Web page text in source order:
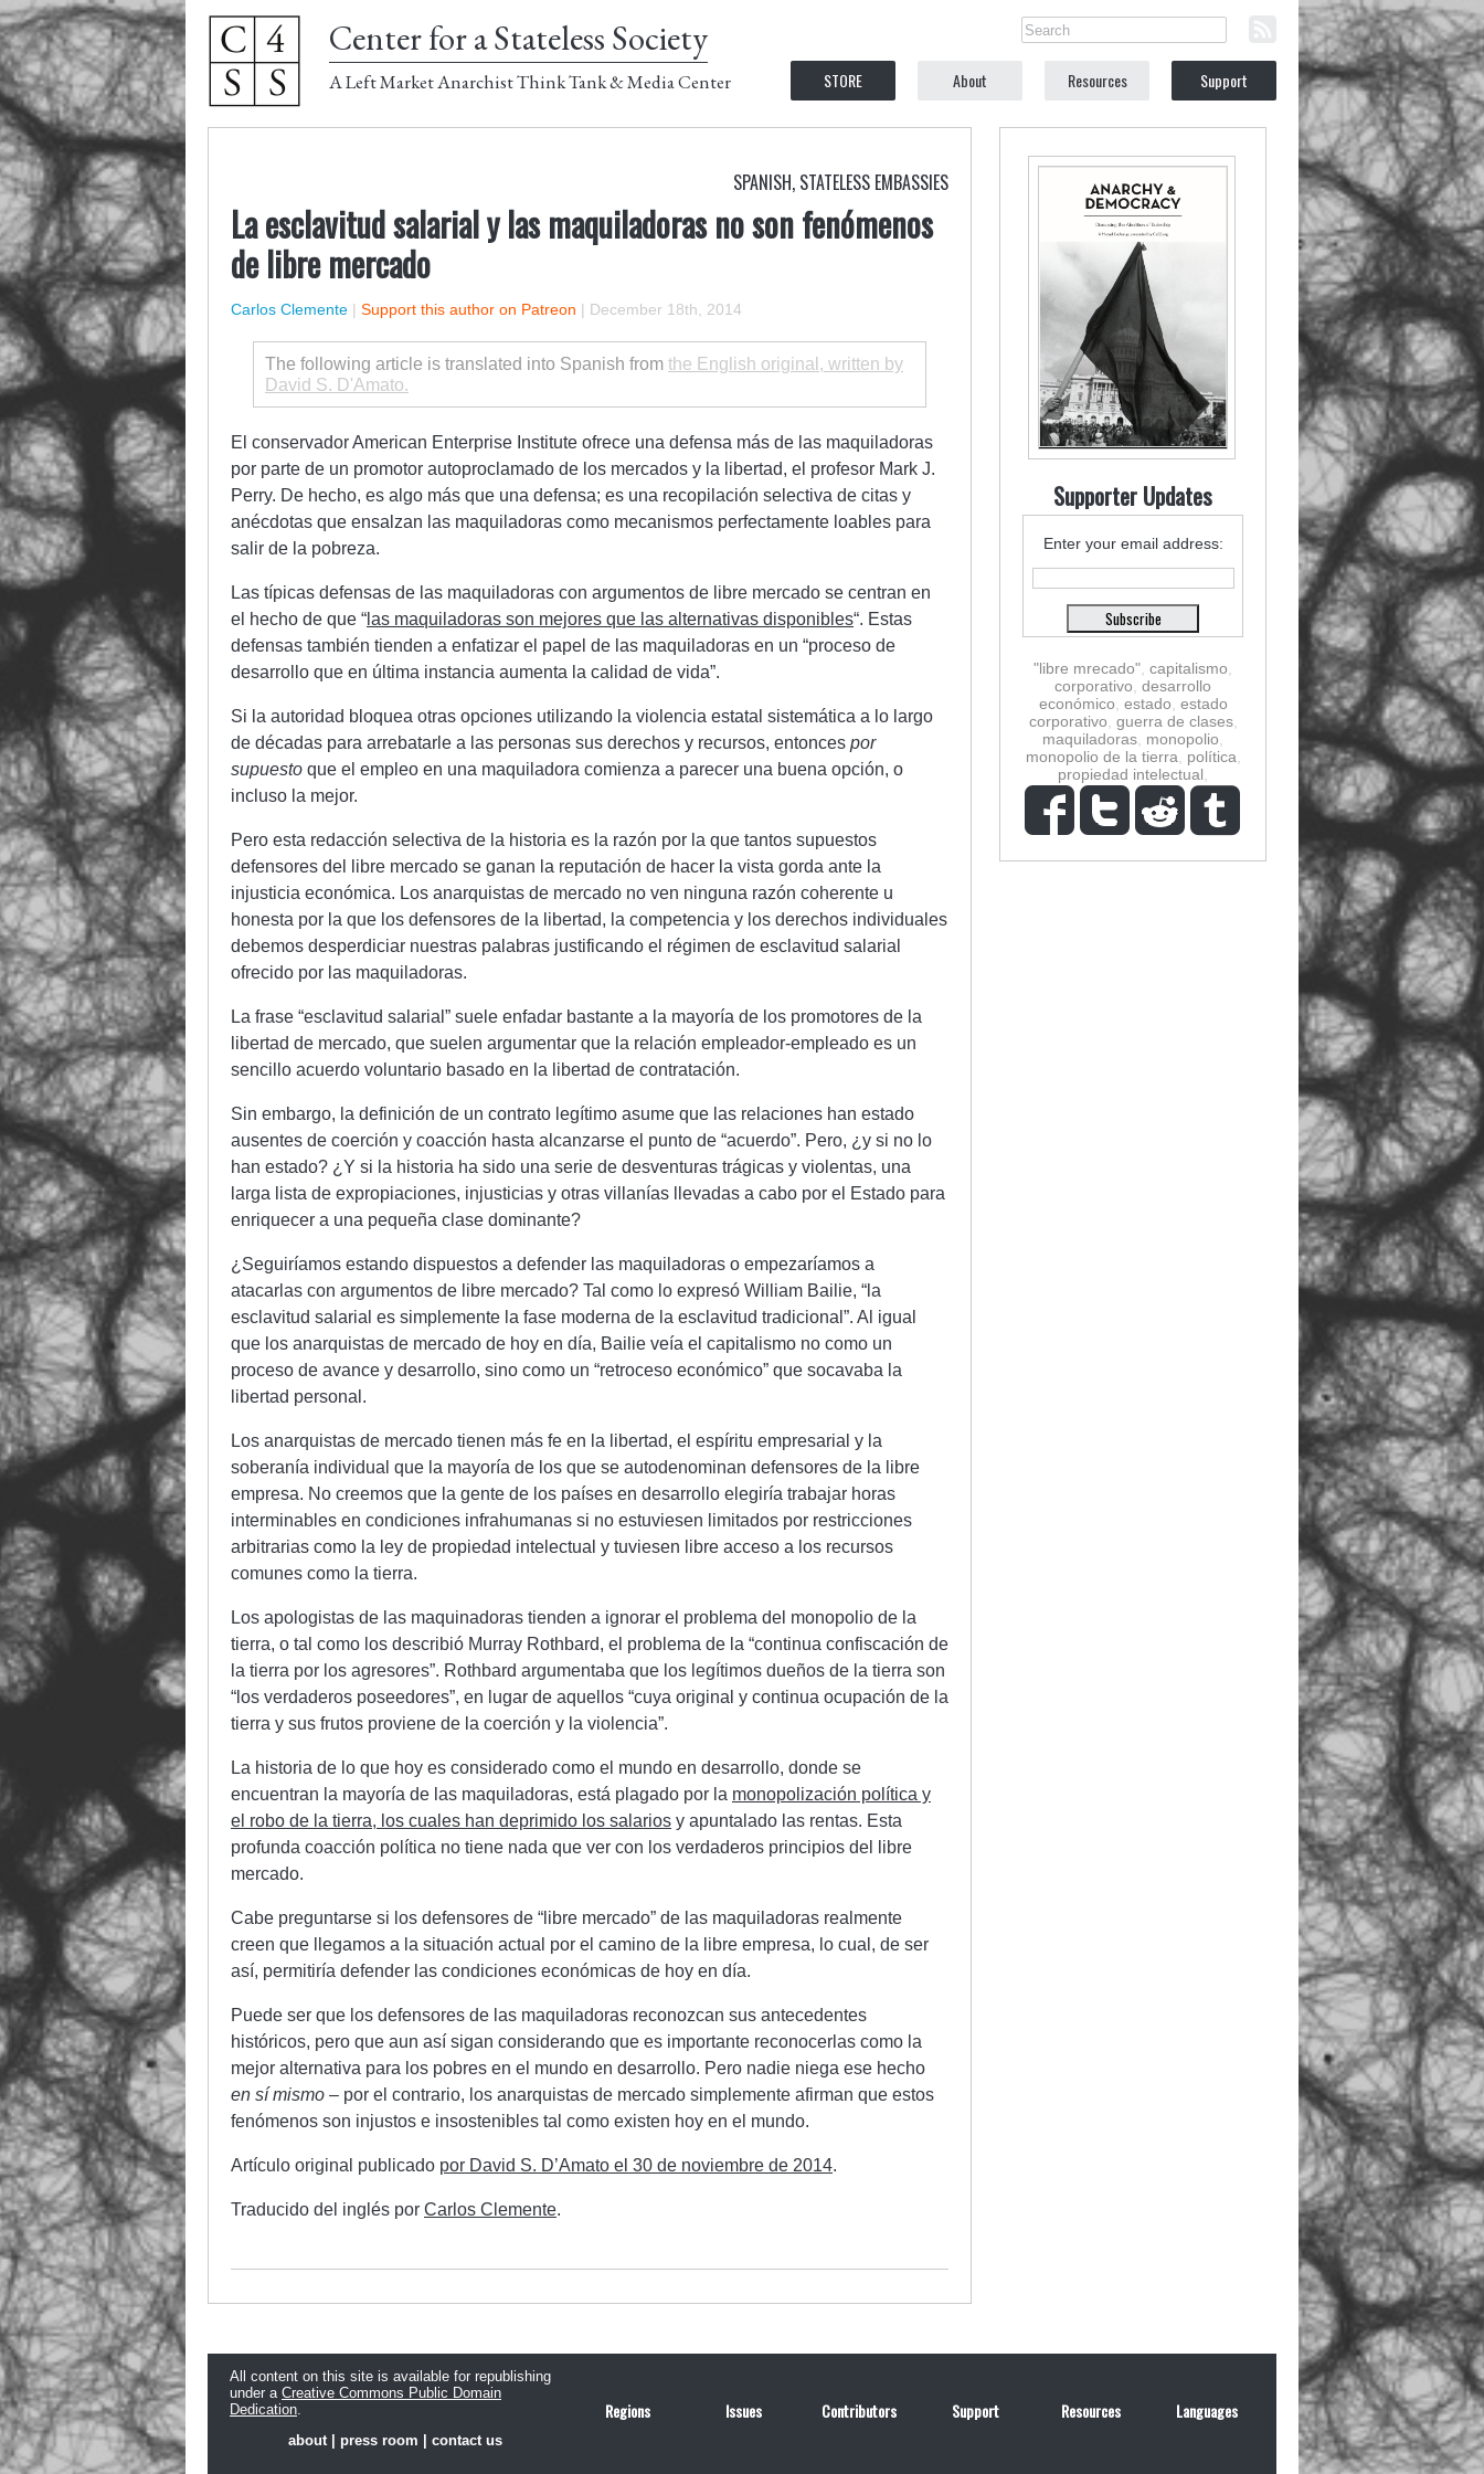
Center for a Stateless Society
A Left Market Anarchist Think Tank & Media Center STORE About Resources Support
SPANISH, STATELESS EMBASSIES
La esclavitud salarial y las maquiladoras no son fenómenos
de libre mercado
Carlos Clemente | Support this author on Patreon | December 18th, 2014
The following article is translated into Spanish from the English original, written by
David S. D'Amato.
El conservador American Enterprise Institute ofrece una defensa más de las maquiladoras
por parte de un promotor autoproclamado de los mercados y la libertad, el profesor Mark J.
Perry. De hecho, es algo más que una defensa; es una recopilación selectiva de citas y
anécdotas que ensalzan las maquiladoras como mecanismos perfectamente loables para
salir de la pobreza.
Las típicas defensas de las maquiladoras con argumentos de libre mercado se centran en
el hecho de que “ las maquiladoras son mejores que las alternativas disponibles“. Estas
defensas también tienden a enfatizar el papel de las maquiladoras en un “proceso de
desarrollo que en última instancia aumenta la calidad de vida”.
Si la autoridad bloquea otras opciones utilizando la violencia estatal sistemática a lo largo
de décadas para arrebatarle a las personas sus derechos y recursos, entonces por
supuesto que el empleo en una maquiladora comienza a parecer una buena opción, o
incluso la mejor.
Pero esta redacción selectiva de la historia es la razón por la que tantos supuestos
defensores del libre mercado se ganan la reputación de hacer la vista gorda ante la
injusticia económica. Los anarquistas de mercado no ven ninguna razón coherente u
honesta por la que los defensores de la libertad, la competencia y los derechos individuales
debemos desperdiciar nuestras palabras justificando el régimen de esclavitud salarial
ofrecido por las maquiladoras.
La frase “esclavitud salarial” suele enfadar bastante a la mayoría de los promotores de la
libertad de mercado, que suelen argumentar que la relación empleador-empleado es un
sencillo acuerdo voluntario basado en la libertad de contratación.
Sin embargo, la definición de un contrato legítimo asume que las relaciones han estado
ausentes de coerción y coacción hasta alcanzarse el punto de “acuerdo”. Pero, ¿y si no lo
han estado? ¿Y si la historia ha sido una serie de desventuras trágicas y violentas, una
larga lista de expropiaciones, injusticias y otras villanías llevadas a cabo por el Estado para
enriquecer a una pequeña clase dominante?
¿Seguiríamos estando dispuestos a defender las maquiladoras o empezaríamos a
atacarlas con argumentos de libre mercado? Tal como lo expresó William Bailie, “la
esclavitud salarial es simplemente la fase moderna de la esclavitud tradicional”. Al igual
que los anarquistas de mercado de hoy en día, Bailie veía el capitalismo no como un
proceso de avance y desarrollo, sino como un “retroceso económico” que socavaba la
libertad personal.
Los anarquistas de mercado tienen más fe en la libertad, el espíritu empresarial y la
soberanía individual que la mayoría de los que se autodenominan defensores de la libre
empresa. No creemos que la gente de los países en desarrollo elegiría trabajar horas
interminables en condiciones infrahumanas si no estuviesen limitados por restricciones
arbitrarias como la ley de propiedad intelectual y tuviesen libre acceso a los recursos
comunes como la tierra.
Los apologistas de las maquinadoras tienden a ignorar el problema del monopolio de la
tierra, o tal como los describió Murray Rothbard, el problema de la “continua confiscación de
la tierra por los agresores”. Rothbard argumentaba que los legítimos dueños de la tierra son
“los verdaderos poseedores”, en lugar de aquellos “cuya original y continua ocupación de la
tierra y sus frutos proviene de la coerción y la violencia”.
La historia de lo que hoy es considerado como el mundo en desarrollo, donde se
encuentran la mayoría de las maquiladoras, está plagado por la monopolización política y
el robo de la tierra, los cuales han deprimido los salarios y apuntalado las rentas. Esta
profunda coacción política no tiene nada que ver con los verdaderos principios del libre
mercado.
Cabe preguntarse si los defensores de “libre mercado” de las maquiladoras realmente
creen que llegamos a la situación actual por el camino de la libre empresa, lo cual, de ser
así, permitiría defender las condiciones económicas de hoy en día.
Puede ser que los defensores de las maquiladoras reconozcan sus antecedentes
históricos, pero que aun así sigan considerando que es importante reconocerlas como la
mejor alternativa para los pobres en el mundo en desarrollo. Pero nadie niega ese hecho
en sí mismo – por el contrario, los anarquistas de mercado simplemente afirman que estos
fenómenos son injustos e insostenibles tal como existen hoy en el mundo.
Artículo original publicado por David S. D’Amato el 30 de noviembre de 2014.
Traducido del inglés por Carlos Clemente.
Supporter Updates
Enter your email address:
"libre mrecado" capitalismo
corporativo desarrollo
económico estado estado
corporativo guerra de clases,
maquiladoras monopolio
monopolio de la tierra
política
propiedad intelectual
All content on this site is available for republishing
under a Creative Commons Public Domain
Dedication.
about| press room contact us
Regions Issues Contributors Support Resources Languages